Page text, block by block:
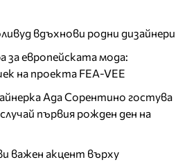
вдъхнови родни дизайнери
за европейската мода:
на проекта FEA-VEE
Ада Сорентино гостува
първия рожден ден на
важен акцент върху